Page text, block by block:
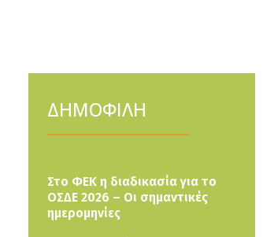
ΔΗΜΟΦΙΛΗ
Στο ΦΕΚ η διαδικασία για το
ΟΣΔΕ 2026 – Οι σημαντικές
ημερομηνίες